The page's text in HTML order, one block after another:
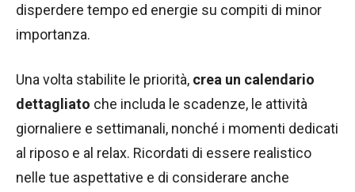
disperdere tempo ed energie su compiti di minor
importanza.
Una volta stabilite le priorità, crea un calendario
dettagliato che includa le scadenze, le attività
giornaliere e settimanali, nonché i momenti dedicati
al riposo e al relax. Ricordati di essere realistico
nelle tue aspettative e di considerare anche